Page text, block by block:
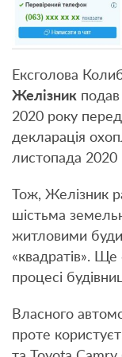
Ексголова
Желізник
2020 року
декларація
листопада 2020
Тож, Желізник
шістьма
житловими
«квадратів».
процесі
Власного
проте